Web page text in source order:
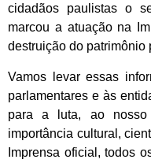
cidadãos paulistas o
marcou a atuação na
destruição do patrimônio
Vamos levar essas
parlamentares e às
para a luta, ao
importância cultural,
Imprensa oficial, todos